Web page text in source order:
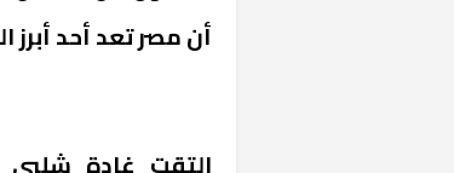
أن مصر تعد أحد أبرز